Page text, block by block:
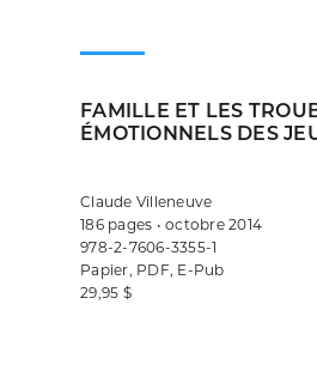
FAMILLE ET LES
ÉMOTIONNELS DES
Claude Villeneuve
186 pages • octobre 2014
978-2-7606-3355-1
Papier, PDF, E-Pub
29,95 $